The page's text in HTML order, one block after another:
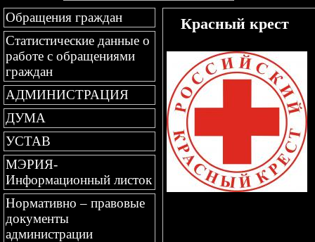
Обращения граждан
Статистические данные о
работе с обращениями
граждан
АДМИНИСТРАЦИЯ
ДУМА
УСТАВ
МЭРИЯ-
Информационный листок
Нормативно – правовые
документы
администрации
Красный крест